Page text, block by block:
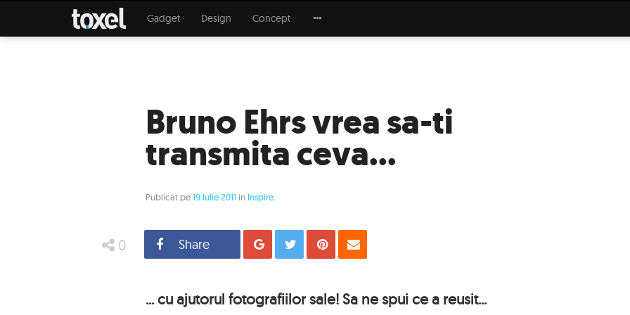
Gadget Design Concept
Bruno Ehrs vrea sa-ti
transmita ceva...
Publicat pe19 Iulie 2011 in Inspire
0 Share Distribuie
Tweet Pin
... cu ajutorul fotografiilor sale! Sa ne spui ce a reusit...